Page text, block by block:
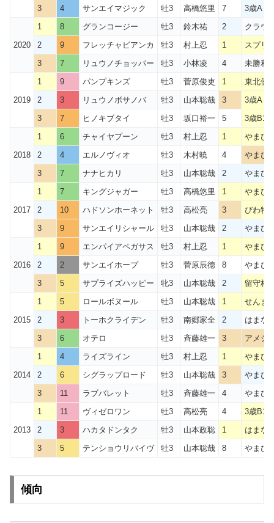
3
4 サンエイマジック 牡3 高橋悠里 7 3歳A 2
2020
1 8 グランコージー 牡3 鈴木祐 2
クラウ
2
9 フレッチャビアンカ 牡3 村上忍 1
スプリ
3
7 リュウノチョッパー 牡3 小林凌 4 未勝利
2019
1 9 パンプキンズ 牡3 菅原俊吏 1
東北優
2
3 リュウノボサノバ 牡3 山本聡哉 3
3歳A 1
3
7 ヒノキブタイ 牡3 坂口裕一 5 3歳B1
2018
1 6 チャイヤプーン 牡3 村上忍 1
やまび
2
4 エルノヴィオ 牡3 木村暁 4
やまび
3
7 ナナヒカリ 牡3 山本聡哉 2 やまび
2017
1 7 キングジャガー 牡3 高橋悠里 1
やまび
2
10 ハドソンホーネット 牡3 高松亮 3
びわ特
3
9 サンエイリシャール 牡3 山本聡哉 2 やまび
2016
1 9 エンパイアペガサス 牡3 村上忍 1
やまび
2
2 サンエイホープ 牡3 菅原辰徳 8
やまび
3
5 サプライズハッピー 牝3 山本聡哉 2 留守杯
2015
1 5 ロールボヌール 牡3 山本聡哉 1
せんま
2
3 トーホクライデン 牡3 南郷家全 2
はまな
3
6 オテロ 牡3 斉藤雄一 3 アメジ
2014
1 4 ライズライン 牡3 村上忍 1
やまび
2
6 シグラップロード 牡3 山本聡哉 3
やまび
3
11 ラブバレット 牡3 斉藤雄一 4 やまび
2013
1 11 ヴィゼロワン 牡3 高松亮 4
3歳B1
2
3 ハカタドンタク 牡3 山本政聡 1
はまな
3
5 テンショウリバイヴ 牡3 山本聡哉 8 やまび
傾向